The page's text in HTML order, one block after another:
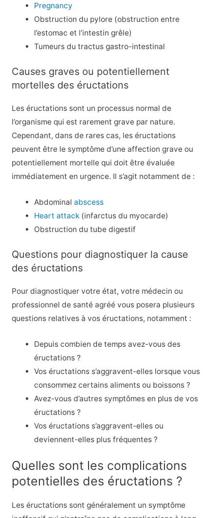
Pregnancy
Obstruction du pylore (obstruction entre
l’estomac et l’intestin grêle)
Tumeurs du tractus gastro-intestinal
Causes graves ou potentiellement
mortelles des éructations
Les éructations sont un processus normal de
l’organisme qui est rarement grave par nature.
Cependant, dans de rares cas, les éructations
peuvent être le symptôme d’une affection grave ou
potentiellement mortelle qui doit être évaluée
immédiatement en urgence. Il s’agit notamment de :
Abdominalabscess
Heart attack (infarctus du myocarde)
Obstruction du tube digestif
Questions pour diagnostiquer la cause
des éructations
Pour diagnostiquer votre état, votre médecin ou
professionnel de santé agréé vous posera plusieurs
questions relatives à vos éructations, notamment :
Depuis combien de temps avez-vous des
éructations ?
Vos éructations s’aggravent-elles lorsque vous
consommez certains aliments ou boissons ?
Avez-vous d’autres symptômes en plus de vos
éructations ?
Vos éructations s’aggravent-elles ou
deviennent-elles plus fréquentes ?
Quelles sont les complications
potentielles des éructations ?
Les éructations sont généralement un symptôme